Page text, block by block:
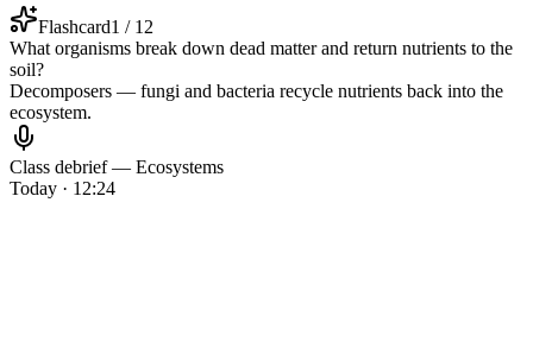
Flashcard1 / 12
What organisms break down dead matter and return nutrients to the
soil?
Decomposers — fungi and bacteria recycle nutrients back into the
ecosystem.
Class debrief — Ecosystems
Today · 12:24